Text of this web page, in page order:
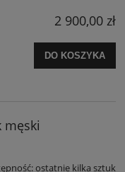
2 900,00 zł
DO KOSZYKA
męski
ostatnie kilka sztuk